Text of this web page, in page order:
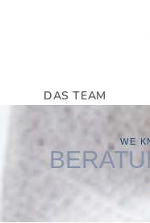
DAS TEAM
WE